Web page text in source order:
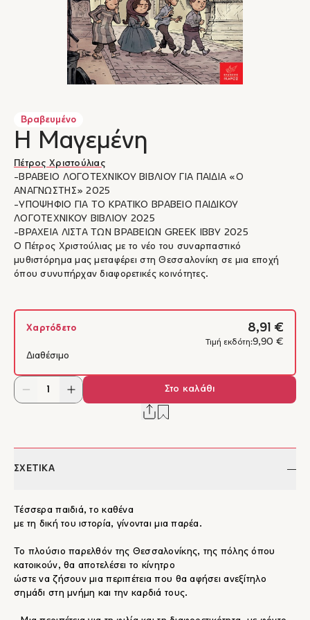
Βραβευμένο
Η Μαγεμένη
Πέτρος Χριστούλιας
-ΒΡΑΒΕΙΟ ΛΟΓΟΤΕΧΝΙΚΟΥ ΒΙΒΛΙΟΥ ΓΙΑ ΠΑΙΔΙΑ «Ο
ΑΝΑΓΝΩΣΤΗΣ» 2025
-ΥΠΟΨΗΦΙΟ ΓΙΑ ΤΟ ΚΡΑΤΙΚΟ ΒΡΑΒΕΙΟ ΠΑΙΔΙΚΟΥ
ΛΟΓΟΤΕΧΝΙΚΟΥ ΒΙΒΛΙΟΥ 2025
-ΒΡΑΧΕΙΑ ΛΙΣΤΑ ΤΩΝ ΒΡΑΒΕΙΩΝ GREEK IBBY 2025
Ο Πέτρος Χριστούλιας με το νέο του συναρπαστικό
μυθιστόρημα μας μεταφέρει στη Θεσσαλονίκη σε μια εποχή
όπου συνυπήρχαν διαφορετικές κοινότητες.
Χαρτόδετο 8,91 €
Τιμή εκδότη:9,90 €
Διαθέσιμο
Στο καλάθι
ΣΧΕΤΙΚΑ
Τέσσερα παιδιά, το καθένα
με τη δική του ιστορία, γίνονται μια παρέα.
Το πλούσιο παρελθόν της Θεσσαλονίκης, της πόλης όπου
κατοικούν, θα αποτελέσει το κίνητρο
ώστε να ζήσουν μια περιπέτεια που θα αφήσει ανεξίτηλο
σημάδι στη μνήμη και την καρδιά τους.